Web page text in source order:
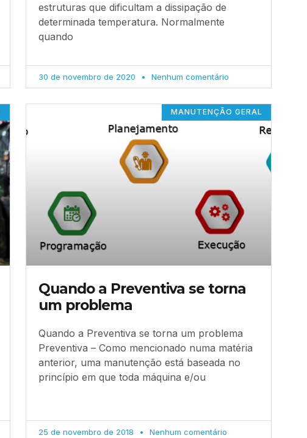
estruturas que dificultam a dissipação de
determinada temperatura. Normalmente
quando
30 de novembro de 2020 Nenhum comentário
MANUTENÇÃO GERAL
Quando a Preventiva se torna
um problema
Quando a Preventiva se torna um problema
Preventiva – Como mencionado numa matéria
anterior, uma manutenção está baseada no
princípio em que toda máquina e/ou
25 de novembro de 2018 Nenhum comentário